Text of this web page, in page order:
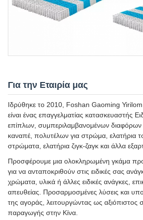
Για την Εταιρία μας
Ιδρύθηκε το 2010, Foshan Gaoming
είναι ένας επαγγελματίας κατασκευαστής
επίπλων, συμπεριλαμβανομένων διαφόρων
καναπέ, πολυτέλων για στρώμα, ελατήρια
στρώματα, ελατήρια ζιγκ-ζαγκ και άλλα
Προσφέρουμε μια ολοκληρωμένη γκάμα
για να ανταποκριθούν στις ειδικές σας
χρώματα, υλικά ή άλλες ειδικές ανάγκες,
απευθείας. Προσαρμοσμένες λύσεις και
της αγοράς, λειτουργώντας ως αξιόπιστος
παραγωγής στην Κίνα.